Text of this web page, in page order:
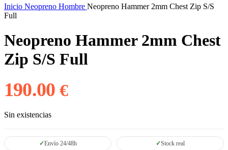
Inicio Neopreno Hombre Neopreno Hammer 2mm Chest Zip S/S
Full
Neopreno Hammer 2mm Chest
Zip S/S Full
190.00€
Sin existencias
Envío 24/48h Stock real